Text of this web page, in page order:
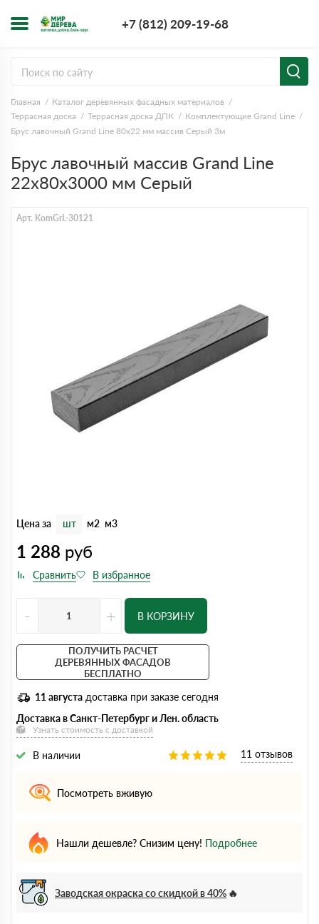
+7 (812) 209-19-68
Главная
Каталог деревянных фасадных материалов
Террасная доска
Террасная доска ДПК
Комплектующие Grand Line
Брус лавочный Grand Line 80х22 мм массив Серый 3м
Брус лавочный массив Grand Line
22x80x3000 мм Серый
Арт. KomGrL-30121
Цена за шт м2 м3
1 288 руб
- + В КОРЗИНУ
ПОЛУЧИТЬ РАСЧЕТ
ДЕРЕВЯННЫХ ФАСАДОВ
БЕСПЛАТНО
11 августа доставка при заказе сегодня
Доставка в Санкт-Петербург и Лен. область
Узнать стоимость с доставкой
В наличии 11 отзывов
Посмотреть вживую
Нашли дешевле? Снизим цену! Подробнее
Заводская окраска со скидкой в 40%